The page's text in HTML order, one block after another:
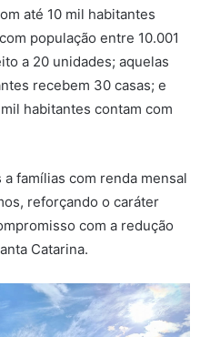
até 10 mil habitantes
população entre 10.001
a 20 unidades; aquelas
recebem 30 casas; e
habitantes contam com
famílias com renda mensal
reforçando o caráter
com a redução
Catarina.